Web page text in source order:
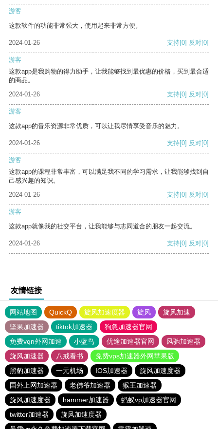
游客
这款软件的功能非常强大，使用起来非常方便。
2024-01-26 支持[0] 反对[0]
游客
这款app是我购物的得力助手，让我能够找到最优惠的价格，买到最合适
的商品。
2024-01-26
支持[0] 反对[0]
游客
这款app的音乐资源非常优质，可以让我尽情享受音乐的魅力。
2024-01-26 支持[0] 反对[0]
游客
这款app的课程非常丰富，可以满足我不同的学习需求，让我能够找到自
己感兴趣的知识。
2024-01-26
支持[0] 反对[0]
游客
这款app就像我的社交平台，让我能够与志同道合的朋友一起交流。
2024-01-26 支持[0] 反对[0]
友情链接
网站地图 QuickQ 旋风加速度器 旋风
旋风加速
坚果加速器
tiktok加速器
狗急加速器官网
免费vqn外网加速
小蓝鸟 优途加速器官网
风驰加速器
旋风加速器
八戒看书
免费vps加速器外网苹果版
黑豹加速器
一元机场 IOS加速器
旋风加速度器
国外上网加速器
老佛爷加速器
猴王加速器
旋风加速度器
hammer加速器
蚂蚁vp加速器官网
twitter加速器
旋风加速度器